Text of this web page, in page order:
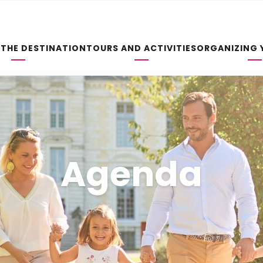
DESTINATIONTOURS AND ACTIVITIESORGANIZING
Agenda